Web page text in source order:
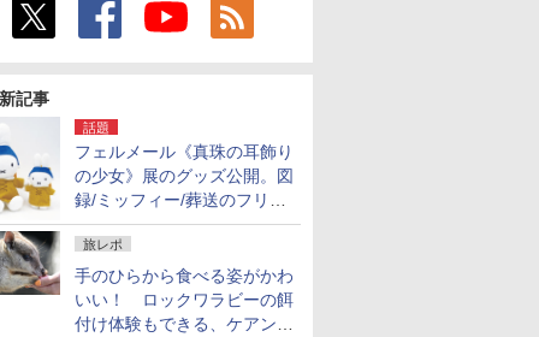
記事
話題
フェルメール《真珠の耳飾り
の少女》展のグッズ公開。図
録/ミッフィー/葬送のフリー
レンほか、注目ブランドコラ
ボが実現
旅レポ
手のひらから食べる姿がかわ
いい！ ロックワラビーの餌
付け体験もできる、ケアンズ